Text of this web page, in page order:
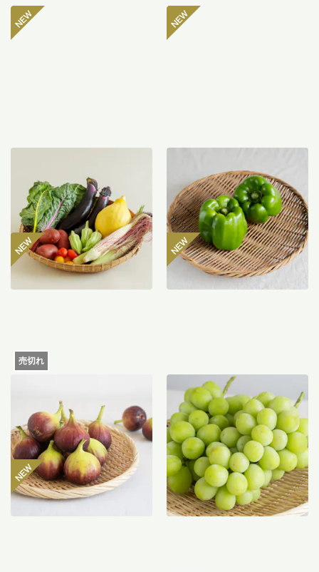
2,980円
マン 300g
485円〜
売切れ
ームのいちじく 12個入り
（特栽相当）
送料込
【産地直送】やまなし笛吹
のシャインマスカット
1.2kg（特栽相当）
送料込 6,580円